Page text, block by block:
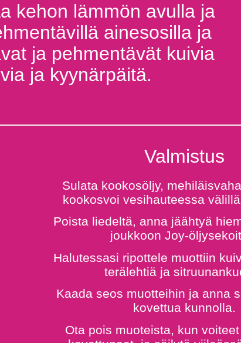
kehon lämmön avulla ja
ainesosilla ja
ja pehmentävät kuivia
ja kyynärpäitä.
Valmistus
Sulata kookosöljy,
kookosvoi vesihauteessa
Poista liedeltä, anna jäähtyä
joukkoon Joy-
Halutessasi ripottele muottiin
terälehtiä ja
Kaada seos muotteihin ja anna
kovettua kunnolla.
Ota pois muoteista, kun